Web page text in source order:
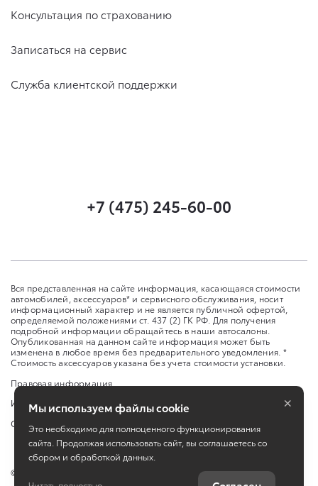
Консультация по страхованию
Записаться на сервис
Служба клиентской поддержки
+7 (475) 245-60-00
Вся представленная на сайте информация, касающаяся стоимости
автомобилей, аксессуаров* и сервисного обслуживания, носит
информационный характер и не является публичной офертой,
определяемой положениями ст. 437 (2) ГК РФ. Для получения
подробной информации обращайтесь в наши автосалоны.
Опубликованная на данном сайте информация может быть
изменена в любое время без предварительного уведомления. *
Стоимость аксессуаров указана без учета стоимости установки.
Правовая информация
Изменить настройку cookies
Сбросить cookie
©
Мы используем файлы cookie
Это необходимо для полноценного функционирования
сайта. Продолжая использовать сайт, вы соглашаетесь со
сбором и обработкой данных.
×